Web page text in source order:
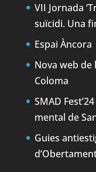
VII Jornada
suïcidi. Una
Espai Àncora
Nova web de
Coloma
SMAD
mental de
Guies